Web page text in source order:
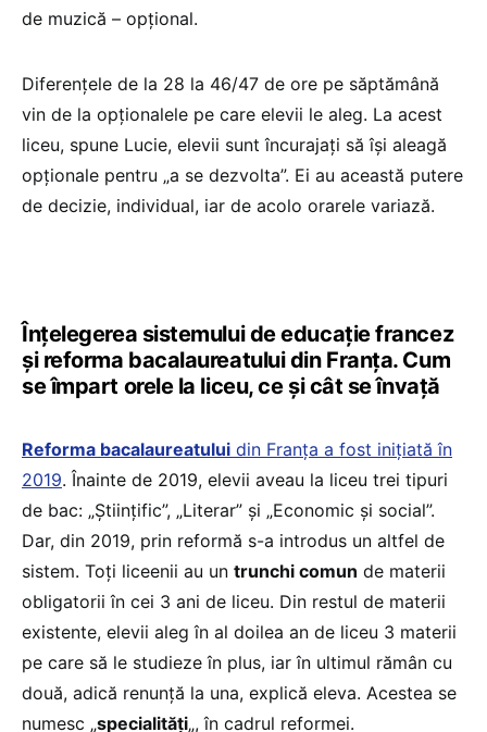
de muzică – opțional.
Diferențele de la 28 la 46/47 de ore pe săptămână
vin de la opționalele pe care elevii le aleg. La acest
liceu, spune Lucie, elevii sunt încurajați să își aleagă
opționale pentru „a se dezvolta”. Ei au această putere
de decizie, individual, iar de acolo orarele variază.
Înțelegerea sistemului de educație francez
și reforma bacalaureatului din Franța. Cum
se împart orele la liceu, ce și cât se învață
Reforma bacalaureatului din Franța a fost inițiată în
2019. Înainte de 2019, elevii aveau la liceu trei tipuri
de bac: „Științific”, „Literar” și „Economic și social”.
Dar, din 2019, prin reformă s-a introdus un altfel de
sistem. Toți liceenii au un trunchi comun de materii
obligatorii în cei 3 ani de liceu. Din restul de materii
existente, elevii aleg în al doilea an de liceu 3 materii
pe care să le studieze în plus, iar în ultimul rămân cu
două, adică renunță la una, explică eleva. Acestea se
numesc „specialități„, în cadrul reformei.